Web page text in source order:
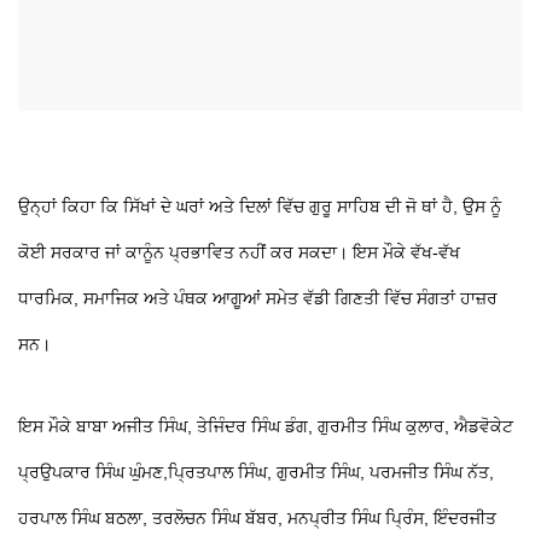
ਉਨ੍ਹਾਂ ਕਿਹਾ ਕਿ ਸਿੱਖਾਂ ਦੇ ਘਰਾਂ ਅਤੇ ਦਿਲਾਂ ਵਿੱਚ ਗੁਰੂ ਸਾਹਿਬ ਦੀ ਜੋ ਥਾਂ ਹੈ, ਉਸ ਨੂੰ
ਕੋਈ ਸਰਕਾਰ ਜਾਂ ਕਾਨੂੰਨ ਪ੍ਰਭਾਵਿਤ ਨਹੀਂ ਕਰ ਸਕਦਾ। ਇਸ ਮੌਕੇ ਵੱਖ-ਵੱਖ
ਧਾਰਮਿਕ, ਸਮਾਜਿਕ ਅਤੇ ਪੰਥਕ ਆਗੂਆਂ ਸਮੇਤ ਵੱਡੀ ਗਿਣਤੀ ਵਿੱਚ ਸੰਗਤਾਂ ਹਾਜ਼ਰ
ਸਨ।
ਇਸ ਮੌਕੇ ਬਾਬਾ ਅਜੀਤ ਸਿੰਘ, ਤੇਜਿੰਦਰ ਸਿੰਘ ਡੰਗ, ਗੁਰਮੀਤ ਸਿੰਘ ਕੁਲਾਰ, ਐਡਵੋਕੇਟ
ਪ੍ਰਉਪਕਾਰ ਸਿੰਘ ਘੁੰਮਣ,ਪ੍ਰਿਤਪਾਲ ਸਿੰਘ, ਗੁਰਮੀਤ ਸਿੰਘ, ਪਰਮਜੀਤ ਸਿੰਘ ਨੱਤ,
ਹਰਪਾਲ ਸਿੰਘ ਬਠਲਾ, ਤਰਲੋਚਨ ਸਿੰਘ ਬੱਬਰ, ਮਨਪ੍ਰੀਤ ਸਿੰਘ ਪ੍ਰਿੰਸ, ਇੰਦਰਜੀਤ